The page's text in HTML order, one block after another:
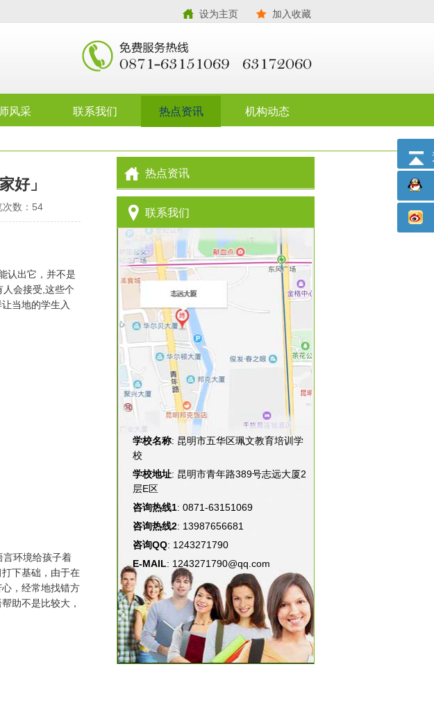
设为主页 加入收藏
风采 联系我们 热点资讯 机构动态
好」
数： 54
认出它，并不是
会接受,这些个
当地的学生入
言环境给孩子着
下基础，由于在
，经常地找错方
助不是比较大，
热点资讯
联系我们
学校名称: 昆明市五华区珮文教育培训学
校
学校地址: 昆明市青年路389号志远大厦2
层E区
咨询热线1: 0871-63151069
咨询热线2: 13987656681
咨询QQ: 1243271790
E-MAIL: 1243271790@qq.com